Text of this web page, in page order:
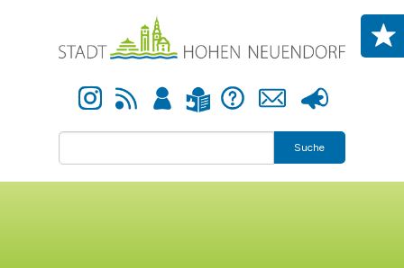
Instagram Newsfeed Anmelden Leichte Sprache Hilfe Kontakt Presse
Suche